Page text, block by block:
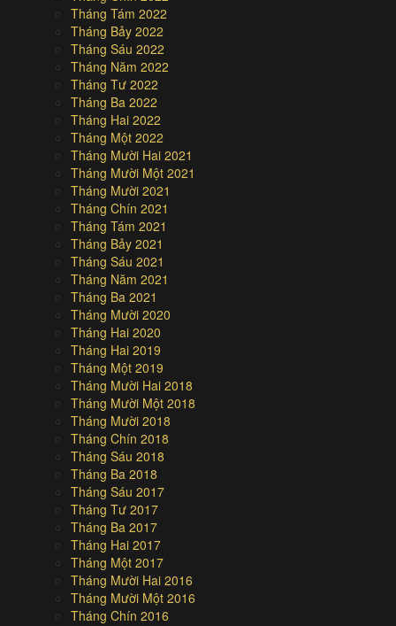
Tháng Tám 2022
Tháng Bảy 2022
Tháng Sáu 2022
Tháng Năm 2022
Tháng Tư 2022
Tháng Ba 2022
Tháng Hai 2022
Tháng Một 2022
Tháng Mười Hai 2021
Tháng Mười Một 2021
Tháng Mười 2021
Tháng Chín 2021
Tháng Tám 2021
Tháng Bảy 2021
Tháng Sáu 2021
Tháng Năm 2021
Tháng Ba 2021
Tháng Mười 2020
Tháng Hai 2020
Tháng Hai 2019
Tháng Một 2019
Tháng Mười Hai 2018
Tháng Mười Một 2018
Tháng Mười 2018
Tháng Chín 2018
Tháng Sáu 2018
Tháng Ba 2018
Tháng Sáu 2017
Tháng Tư 2017
Tháng Ba 2017
Tháng Hai 2017
Tháng Một 2017
Tháng Mười Hai 2016
Tháng Mười Một 2016
Tháng Chín 2016